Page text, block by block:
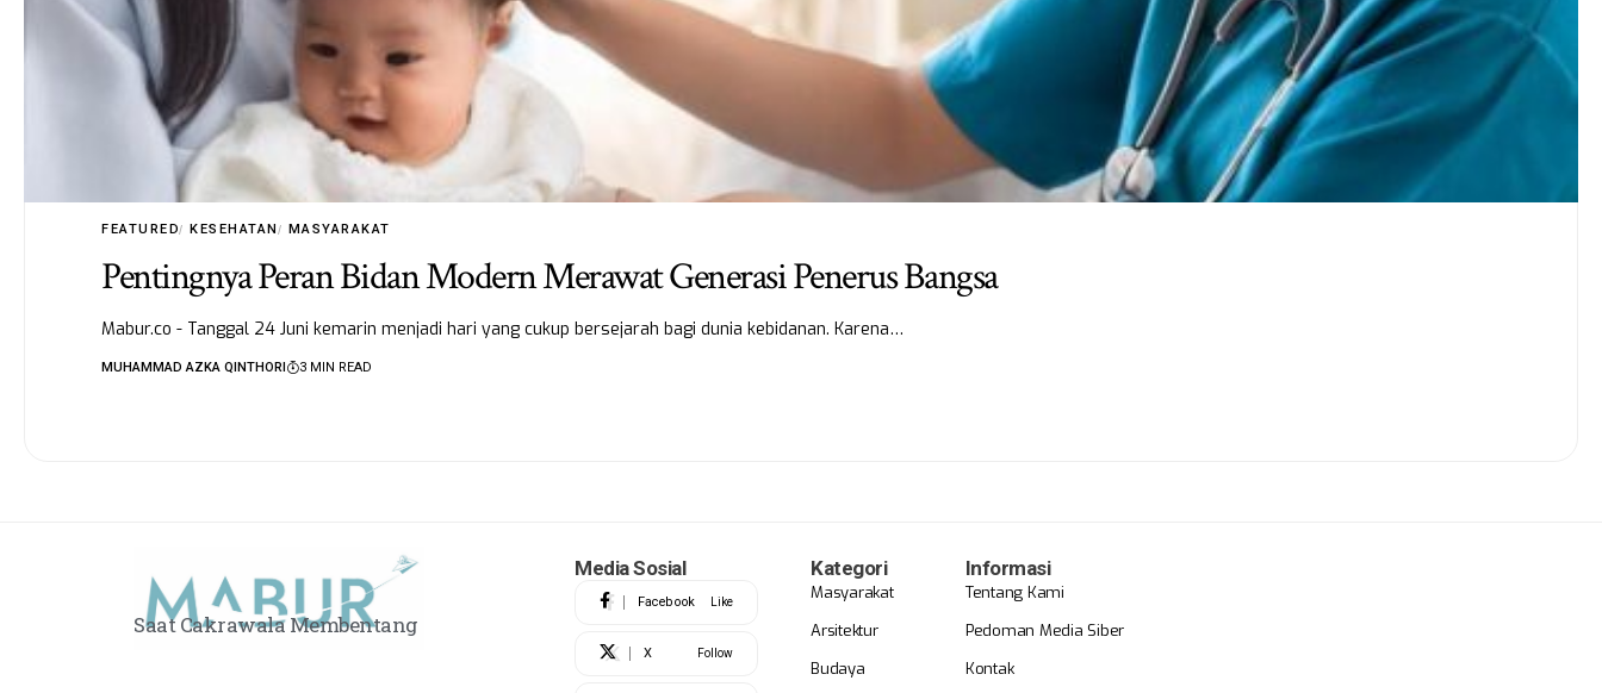
FEATURED KESEHATAN MASYARAKAT
Pentingnya Peran Bidan Modern Merawat Generasi Penerus Bangsa
Mabur.co - Tanggal 24 Juni kemarin menjadi hari yang cukup bersejarah bagi dunia kebidanan. Karena…
MUHAMMAD AZKA QINTHORI 3 MIN READ
Saat Cakrawala Membentang
Media Sosial
Facebook Like
X Follow
Kategori
Masyarakat
Arsitektur
Budaya
Informasi
Tentang Kami
Pedoman Media Siber
Kontak